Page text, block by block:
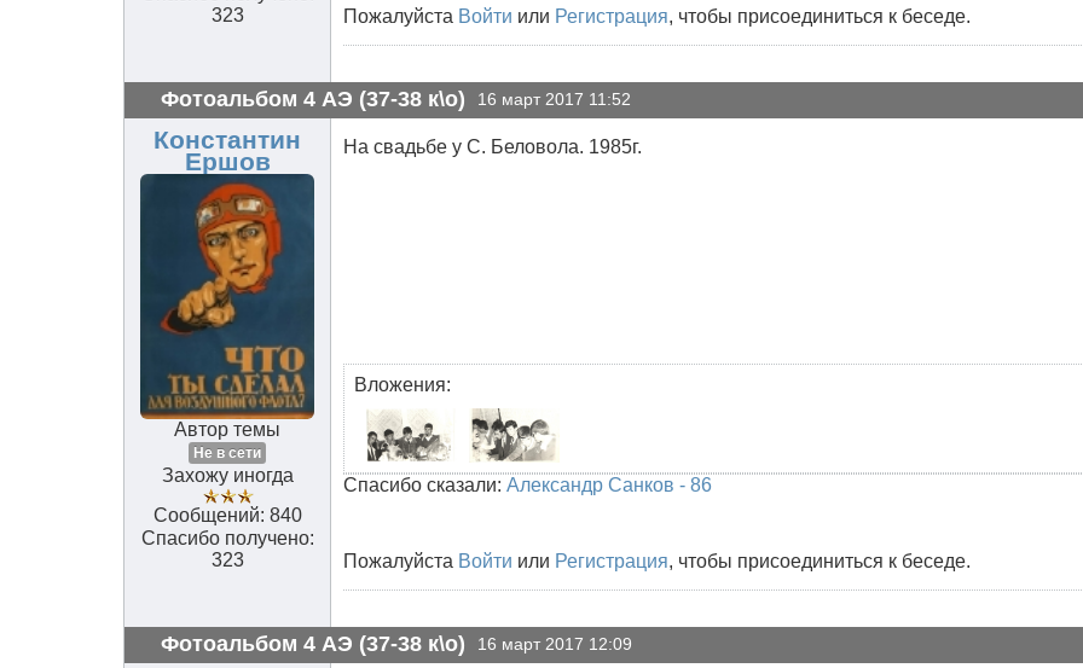
323
Пожалуйста Войти или Регистрация, чтобы присоединиться к беседе.
Фотоальбом 4 АЭ (37-38 к\о) 16 март 2017 11:52
Константин
Ершов
Автор темы
Не в сети
Захожу иногда
Сообщений: 840
Спасибо получено:
323
На свадьбе у С. Беловола. 1985г.
Вложения:
Спасибо сказали: Александр Санков - 86
Пожалуйста Войти или Регистрация, чтобы присоединиться к беседе.
Фотоальбом 4 АЭ (37-38 к\о) 16 март 2017 12:09